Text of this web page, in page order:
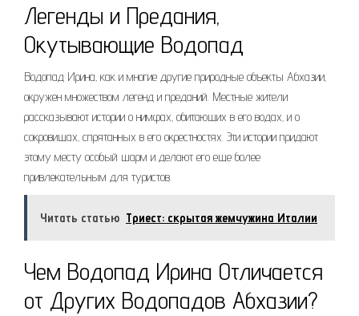
Легенды и Предания‚
Окутывающие Водопад
Водопад Ирина‚ как и многие другие природные объекты Абхазии‚
окружен множеством легенд и преданий. Местные жители
рассказывают истории о нимфах‚ обитающих в его водах‚ и о
сокровищах‚ спрятанных в его окрестностях. Эти истории придают
этому месту особый шарм и делают его еще более
привлекательным для туристов.
Читать статью Триест: скрытая жемчужина Италии
Чем Водопад Ирина Отличается
от Других Водопадов Абхазии?